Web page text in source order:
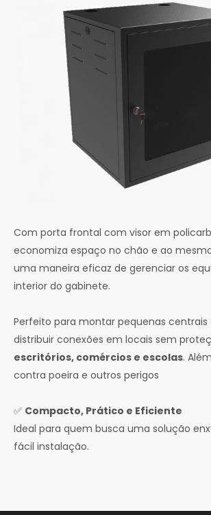
Com porta frontal com visor em
economiza espaço no chão e ao
uma maneira eficaz de gerenciar os
interior do gabinete.
Perfeito para montar pequenas centrais
distribuir conexões em locais sem
escritórios, comércios e escolas.
contra poeira e outros perigos
✅ Compacto, Prático e Eficiente
Ideal para quem busca uma solução
fácil instalação.